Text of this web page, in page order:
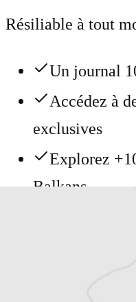
Résiliable à tout
Un journal
Accédez à
exclusives
Explorez
Balkans